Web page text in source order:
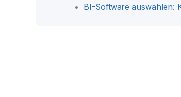
BI-Software auswählen: